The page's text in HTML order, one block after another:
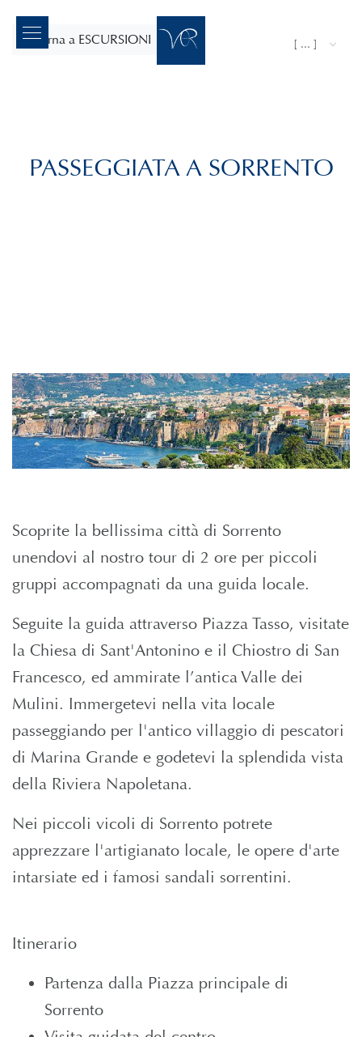
ritorna a ESCURSIONI [ ... ]
PASSEGGIATA A SORRENTO
Scoprite la bellissima città di Sorrento
unendovi al nostro tour di 2 ore per piccoli
gruppi accompagnati da una guida locale.
Seguite la guida attraverso Piazza Tasso, visitate
la Chiesa di Sant'Antonino e il Chiostro di San
Francesco, ed ammirate l’antica Valle dei
Mulini. Immergetevi nella vita locale
passeggiando per l'antico villaggio di pescatori
di Marina Grande e godetevi la splendida vista
della Riviera Napoletana.
Nei piccoli vicoli di Sorrento potrete
apprezzare l'artigianato locale, le opere d'arte
intarsiate ed i famosi sandali sorrentini.
Itinerario
Partenza dalla Piazza principale di
Sorrento